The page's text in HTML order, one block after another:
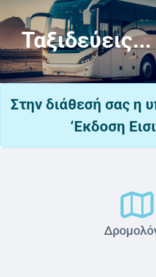
Στην διάθεσή σας η
‘Εκδοση